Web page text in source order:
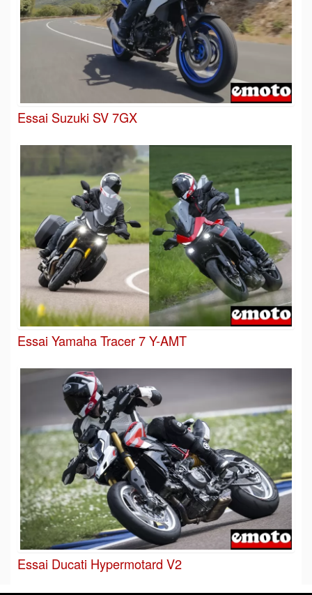
Essai Suzuki SV 7GX
Essai Yamaha Tracer 7 Y-AMT
Essai Ducati Hypermotard V2